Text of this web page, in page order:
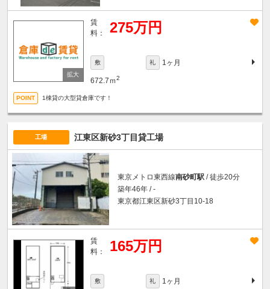
賃
料：
275万円
敷 礼 1ヶ月
672.7ｍ2
1棟貸の大型貸倉庫です！
工場 江東区新砂3丁目貸工場
東京メトロ東西線南砂町駅 / 徒歩20分
築年46年 / -
東京都江東区新砂3丁目10-18
賃
料：
165万円
敷 礼 1ヶ月